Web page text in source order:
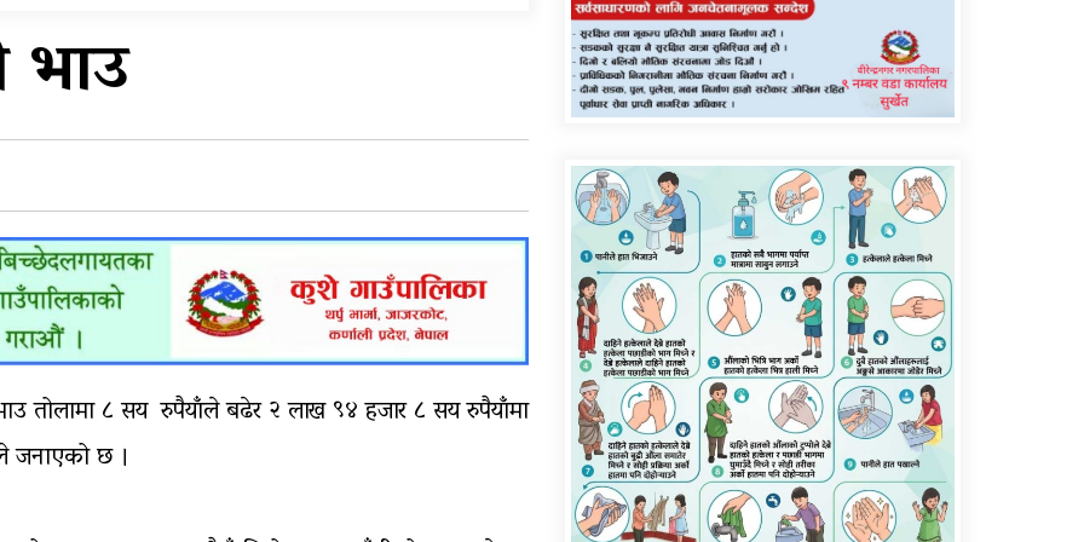
सुरुङमार्ग’ सञ्चालनमा,
शुल्कदर यस्तो छ…
सिँचाइ डिभिजन सर्लाहीका
घरमाथि पहिरो खस्दा ३ वर्षीय
बालकको मृत्यु, दुई घाइते
८ सय रुपैयाँले बढेर २ लाख ९४ हजार ८ सय रुपैयाँमा
जनाएको छ ।